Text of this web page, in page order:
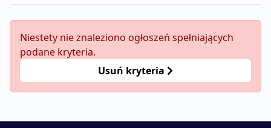
Niestety nie znaleziono ogłoszeń spełniających
podane kryteria.
Usuń kryteria